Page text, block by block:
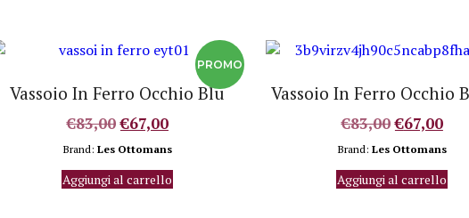
Vassoio In Ferro Occhio Blu
€83,00Il
prezzo
era:
€67,00Il
prezzo
è:
Brand: Les Ottomans
Aggiungi al carrello
Vassoio In Ferro Occhio
€83,00Il
prezzo
era:
€67,00Il
è:
Brand: Les Ottomans
Aggiungi al carrello